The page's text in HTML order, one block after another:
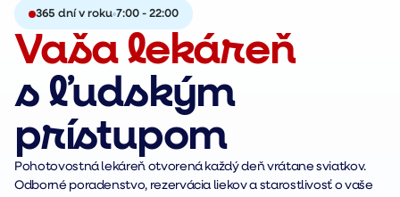
365 dní v roku 7:00 - 22:00
Vaša lekáreň
s ľudským
prístupom
Pohotovostná lekáreň otvorená každý deň vrátane sviatkov.
Odborné poradenstvo, rezervácia liekov a starostlivosť o vaše